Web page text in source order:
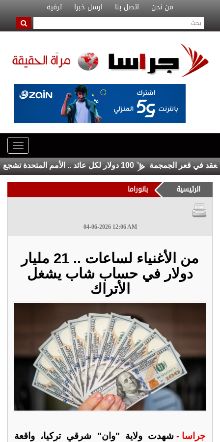
من نحن اتصل بنا ارسل خبرا ترفيه
قعر الجمجمة 100 دولار لكل عائد .. الأمم المتحدة تشجع السوريين على العودة من لبنان
الرئيسية بانوراما
04-06-2026 12:06 AM
من الأغنياء لساعات .. 21 مليار
دولار في حساب شاب يشغل
الأتراك
جراسا - شهدت ولاية "وان" شرقي تركيا، واقعة